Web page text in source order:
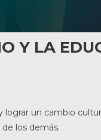
Y LA
un cambio
los demás.